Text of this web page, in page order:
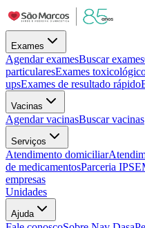
Exames
Agendar examesBuscar exames
particularesExames
upsExames de resultado rápido
Vacinas
Agendar vacinasBuscar vacinas
Serviços
Atendimento domiciliar
de medicamentosParceria
empresas
Unidades
Ajuda